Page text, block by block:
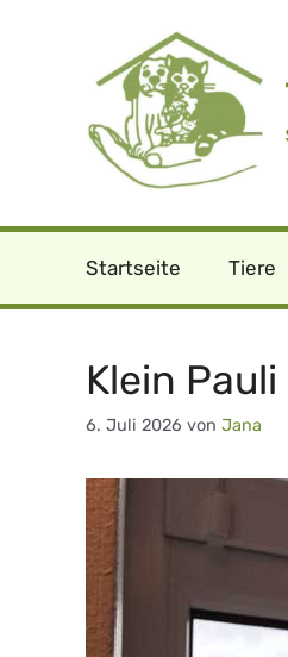
Startseite Tiere
Klein
6. Juli 2026 von Jana